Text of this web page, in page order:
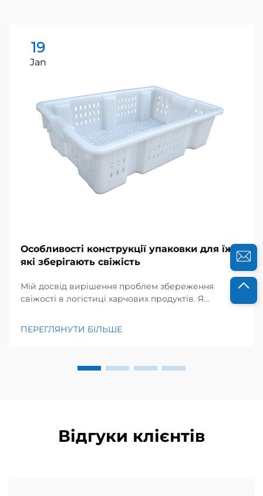
19
Jan
Особливості конструкції упаковки для їжі,
які зберігають свіжість
Мій досвід вирішення проблем збереження
свіжості в логістиці харчових продуктів. Я
багатьох років і добре усвідомлюю, наскільки
ПЕРЕГЛЯНУТИ БІЛЬШЕ
Відгуки клієнтів